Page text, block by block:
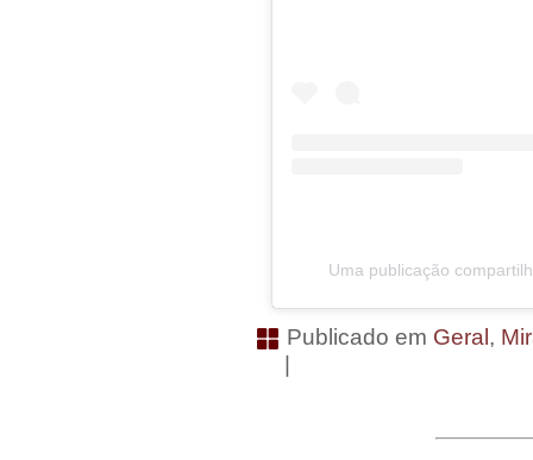
Uma publicação
Publicado em Geral ,